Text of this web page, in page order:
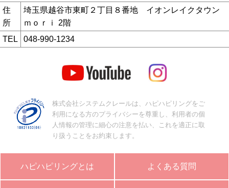
住
所
埼玉県越谷市東町２丁目８番地 イオンレイクタウン
ｍｏｒｉ 2階
TEL
048-990-1234
株式会社システムクレールは、ハピハピリングをご
利用になる方のプライバシーを尊重し、利用者の個
人情報の管理に細心の注意を払い、これを適正に取
り扱うことをお約束します。
ハピハピリングとは よくある質問